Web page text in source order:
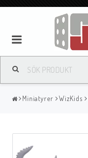
Miniatyrer WizKids